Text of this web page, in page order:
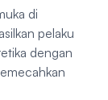
di
pelaku
dengan